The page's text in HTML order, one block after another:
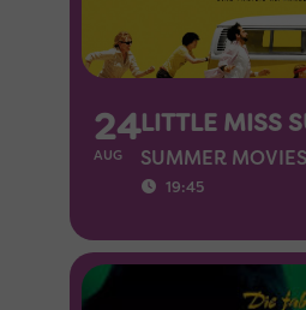
24
AUG
LITTLE MISS
SUMMER
19:45